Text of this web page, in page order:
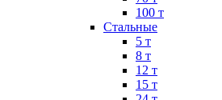
100 т
Стальные
5 т
8 т
12 т
15 т